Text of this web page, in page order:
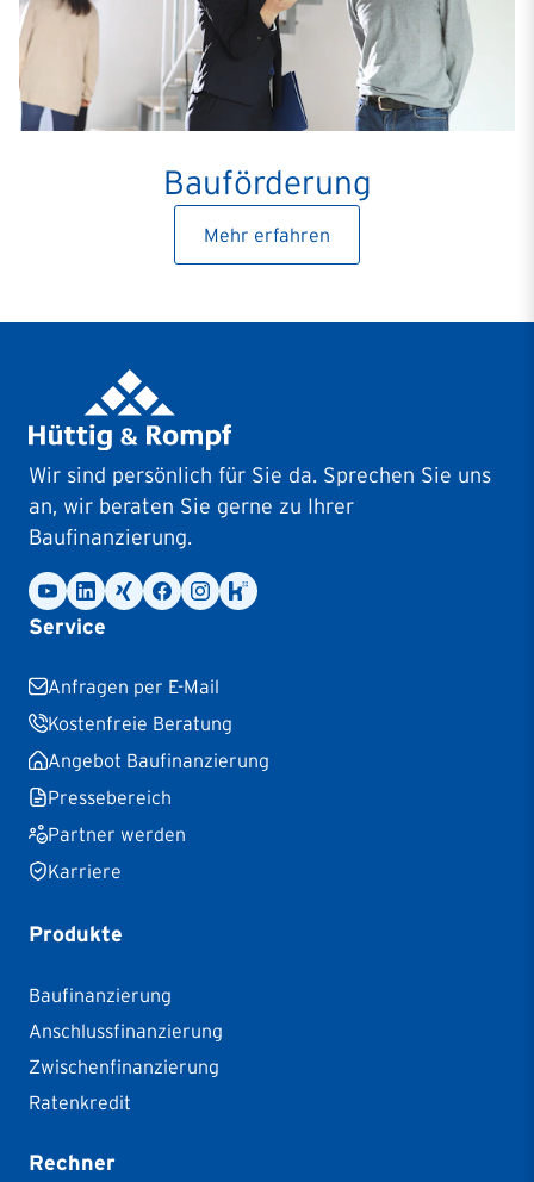
Bauförderung
Mehr erfahren
Wir sind persönlich für Sie da. Sprechen Sie uns
an, wir beraten Sie gerne zu Ihrer
Baufinanzierung.
Service
Anfragen per E-Mail
Kostenfreie Beratung
Angebot Baufinanzierung
Pressebereich
Partner werden
Karriere
Produkte
Baufinanzierung
Anschlussfinanzierung
Zwischenfinanzierung
Ratenkredit
Rechner